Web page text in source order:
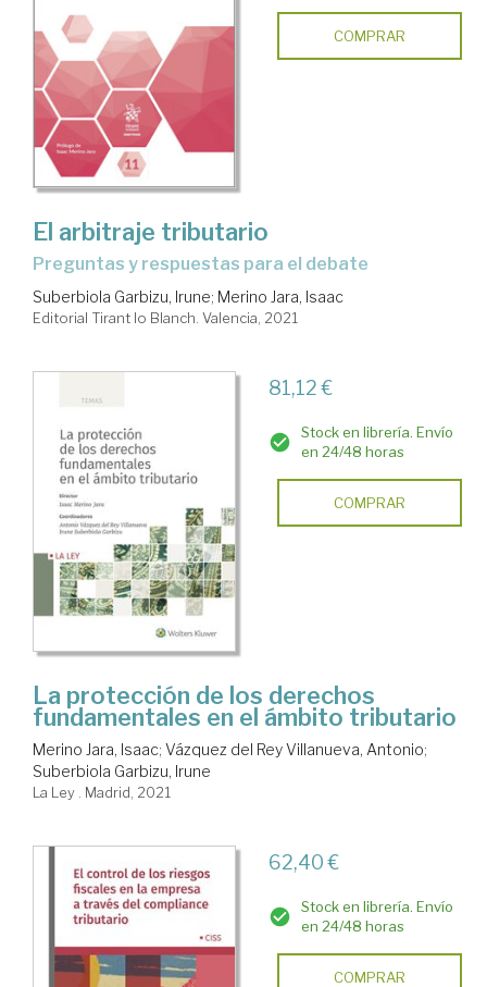
COMPRAR
El arbitraje tributario
preguntas y respuestas para el debate
Suberbiola Garbizu, Irune; Merino Jara, Isaac
Editorial Tirant lo Blanch. Valencia, 2021
81,12 €
Stock en librería. Envío
en 24/48 horas
COMPRAR
La protección de los derechos
fundamentales en el ámbito tributario
Merino Jara, Isaac; Vázquez del Rey Villanueva, Antonio;
Suberbiola Garbizu, Irune
La Ley . Madrid, 2021
62,40 €
Stock en librería. Envío
en 24/48 horas
COMPRAR